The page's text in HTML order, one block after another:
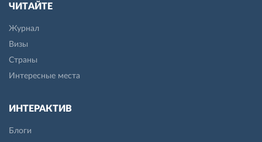
ЧИТАЙТЕ
Журнал
Визы
Страны
Интересные места
ИНТЕРАКТИВ
Блоги